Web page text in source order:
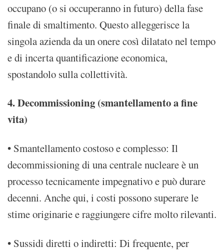
occupano (o si occuperanno in futuro) della fase
finale di smaltimento. Questo alleggerisce la
singola azienda da un onere così dilatato nel tempo
e di incerta quantificazione economica,
spostandolo sulla collettività.
4. Decommissioning (smantellamento a fine
vita)
• Smantellamento costoso e complesso: Il
decommissioning di una centrale nucleare è un
processo tecnicamente impegnativo e può durare
decenni. Anche qui, i costi possono superare le
stime originarie e raggiungere cifre molto rilevanti.
• Sussidi diretti o indiretti: Di frequente, per